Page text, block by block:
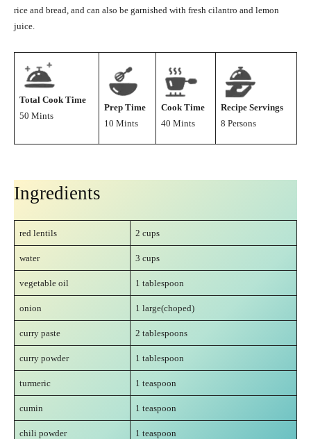
rice and bread, and can also be garnished with fresh cilantro and lemon
juice.
Total Cook Time
50 Mints
Prep Time
10 Mints
Cook Time
40 Mints
Recipe Servings
8 Persons
Ingredients
red lentils 2 cups
water 3 cups
vegetable oil 1 tablespoon
onion 1 large(choped)
curry paste 2 tablespoons
curry powder 1 tablespoon
turmeric 1 teaspoon
cumin 1 teaspoon
chili powder 1 teaspoon